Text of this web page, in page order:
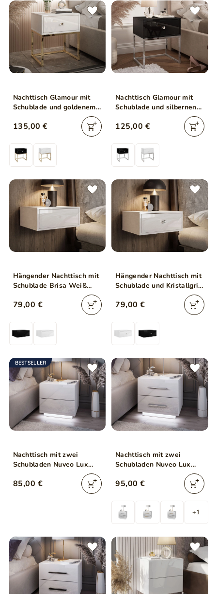
Nachttisch Glamour mit
Schublade und goldenem
Hochglanz
135,00 €
Nachttisch Glamour mit
Schublade und silbernen
Gestell Brisa Schwarz
Hochglanz
125,00 €
Hängender Nachttisch mit
Schublade Brisa Weiß
79,00 €
Hängender Nachttisch mit
Schublade und Kristallgriff
Brisa Weiß Hochglanz
79,00 €
BESTSELLER
Nachttisch mit zwei
Schubladen Nuveo Lux
85,00 €
Nachttisch mit zwei
Schubladen Nuveo Lux
95,00 €
+1